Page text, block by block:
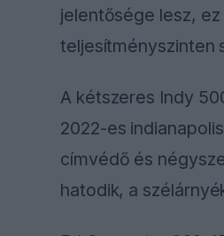
jelentősége lesz,
teljesítményszinten
A kétszeres Indy
2022-es
címvédő és
hatodik, a